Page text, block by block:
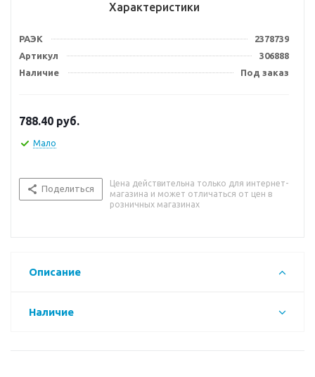
Характеристики
РАЭК
2378739
Артикул
306888
Наличие
Под заказ
788.40 руб.
Мало
Поделиться
Цена действительна только для интернет-
магазина и может отличаться от цен в
розничных магазинах
Описание
Наличие